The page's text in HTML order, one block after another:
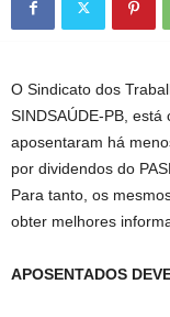
O Sindicato dos
SINDSAÚDE-PB,
aposentaram há
por dividendos do
Para tanto, os
obter melhores
APOSENTADOS